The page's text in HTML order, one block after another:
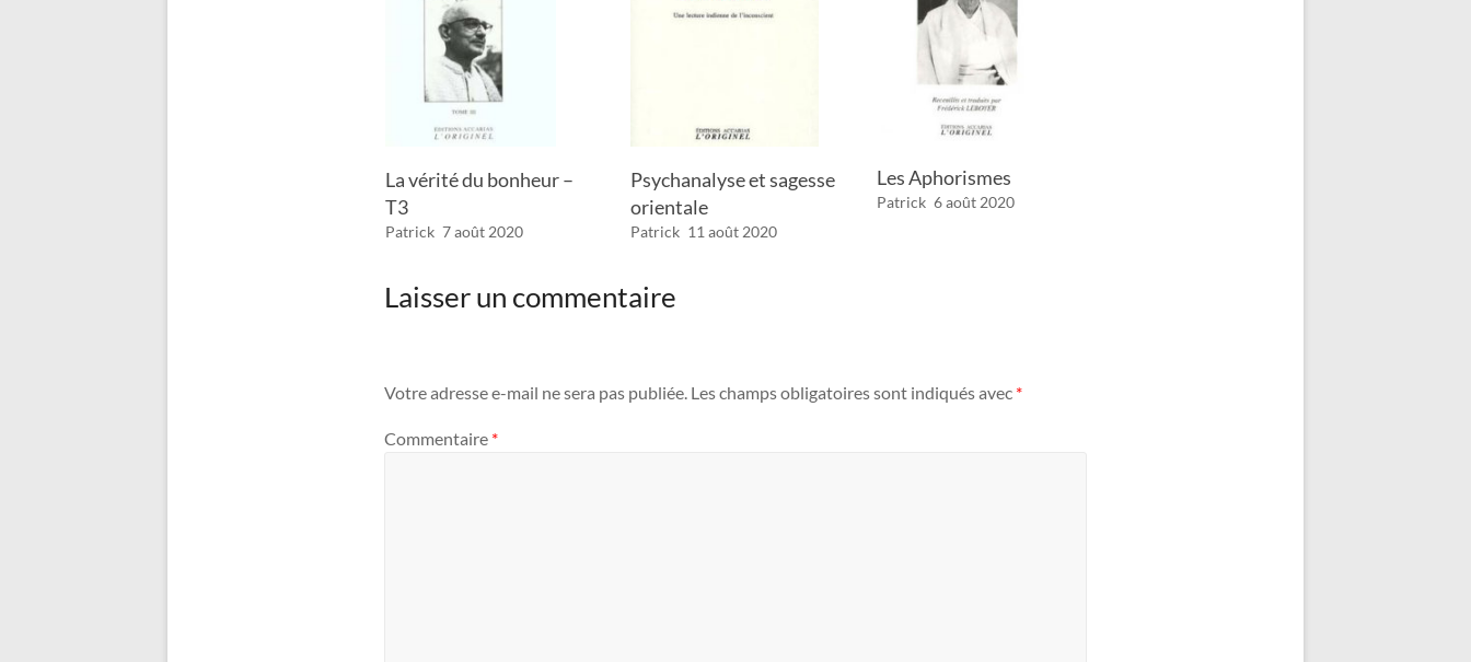
La vérité du bonheur –
T3
Patrick 7 août 2020
Psychanalyse et sagesse
orientale
Patrick 11 août 2020
Les Aphorismes
Patrick 6 août 2020
Laisser un commentaire
Votre adresse e-mail ne sera pas publiée. Les champs obligatoires sont indiqués avec *
Commentaire *